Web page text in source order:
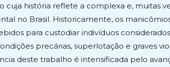
cuja história reflete a complexa e, muitas
no Brasil. Historicamente, os
para custodiar indivíduos considerados
precárias, superlotação e graves
deste trabalho é intensificada pelo